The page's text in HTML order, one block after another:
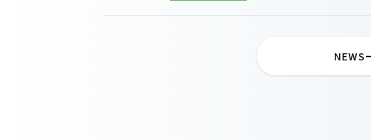
NEWS